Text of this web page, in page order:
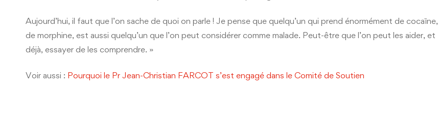
Aujourd’hui, il faut que l’on sache de quoi on parle ! Je pense que quelqu’un qui prend énormément de cocaïne,
de morphine, est aussi quelqu’un que l’on peut considérer comme malade. Peut-être que l’on peut les aider, et
déjà, essayer de les comprendre. »
Voir aussi : Pourquoi le Pr Jean-Christian FARCOT s’est engagé dans le Comité de Soutien